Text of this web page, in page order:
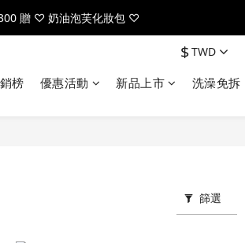
贈 ♡ 奶油泡芙化妝包 ♡
贈 ♡ 奶油泡芙化妝包 ♡
贈 ♡ 奶油泡芙化妝包 ♡
$TWD
榜 優惠活動 新品上市 洗澡免拆
篩選